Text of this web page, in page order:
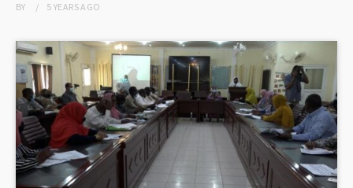
BY 5 YEARSAGO